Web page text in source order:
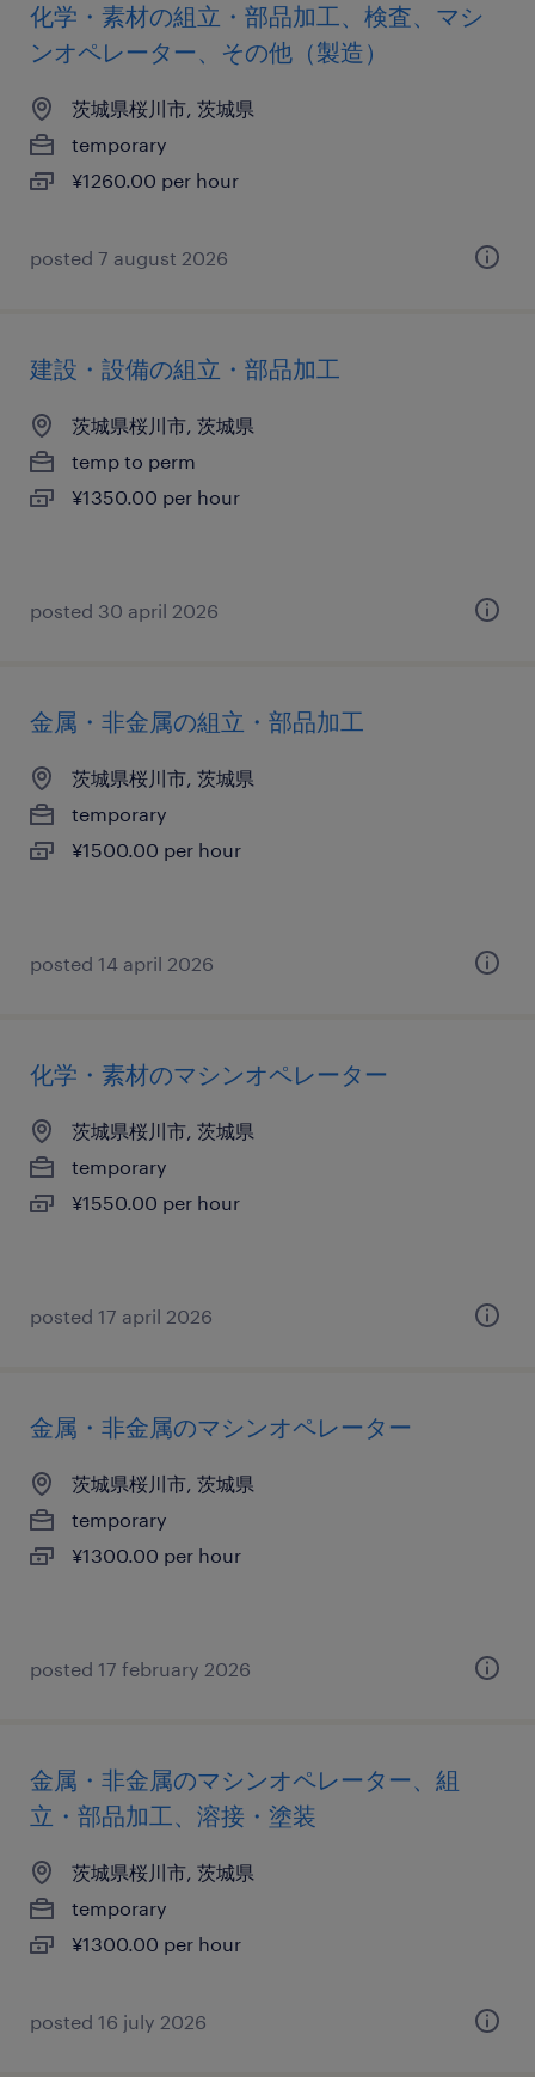
化学・素材の組立・部品加工、検査、マシ
ンオペレーター、その他（製造）
茨城県桜川市, 茨城県
temporary
¥1260.00 per hour
posted 7 august 2026
建設・設備の組立・部品加工
茨城県桜川市, 茨城県
temp to perm
¥1350.00 per hour
posted 30 april 2026
金属・非金属の組立・部品加工
茨城県桜川市, 茨城県
temporary
¥1500.00 per hour
posted 14 april 2026
化学・素材のマシンオペレーター
茨城県桜川市, 茨城県
temporary
¥1550.00 per hour
posted 17 april 2026
金属・非金属のマシンオペレーター
茨城県桜川市, 茨城県
temporary
¥1300.00 per hour
posted 17 february 2026
金属・非金属のマシンオペレーター、組
立・部品加工、溶接・塗装
茨城県桜川市, 茨城県
temporary
¥1300.00 per hour
posted 16 july 2026